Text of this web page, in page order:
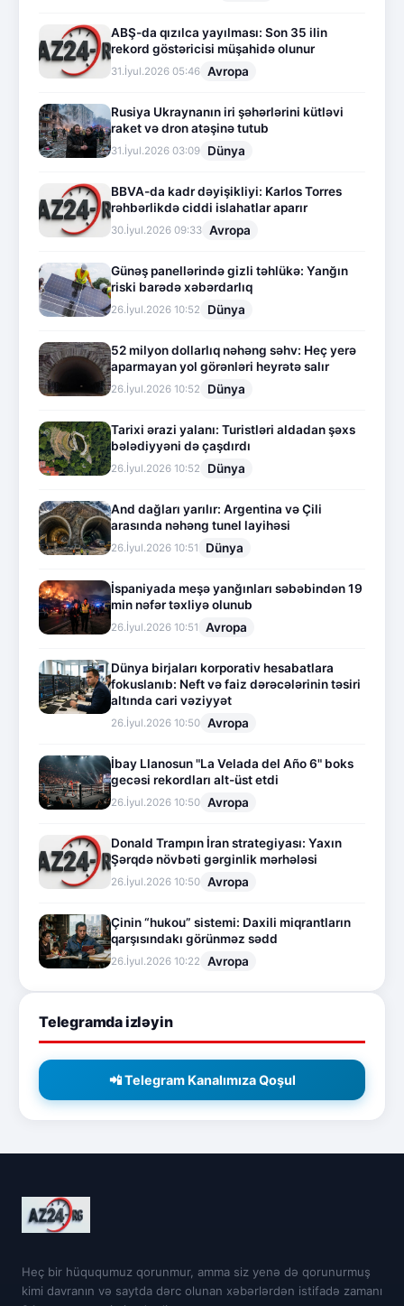
ABŞ-da qızılca yayılması: Son 35 ilin
rekord göstəricisi müşahidə olunur
31.İyul.2026 05:46 Avropa
Rusiya Ukraynanın iri şəhərlərini kütləvi
raket və dron atəşinə tutub
31.İyul.2026 03:09 Dünya
BBVA-da kadr dəyişikliyi: Karlos Torres
rəhbərlikdə ciddi islahatlar aparır
30.İyul.2026 09:33 Avropa
Günəş panellərində gizli təhlükə: Yanğın
riski barədə xəbərdarlıq
26.İyul.2026 10:52 Dünya
52 milyon dollarlıq nəhəng səhv: Heç yerə
aparmayan yol görənləri heyrətə salır
26.İyul.2026 10:52 Dünya
Tarixi ərazi yalanı: Turistləri aldadan şəxs
bələdiyyəni də çaşdırdı
26.İyul.2026 10:52 Dünya
And dağları yarılır: Argentina və Çili
arasında nəhəng tunel layihəsi
26.İyul.2026 10:51 Dünya
İspaniyada meşə yanğınları səbəbindən 19
min nəfər təxliyə olunub
26.İyul.2026 10:51 Avropa
Dünya birjaları korporativ hesabatlara
fokuslanıb: Neft və faiz dərəcələrinin təsiri
altında cari vəziyyət
26.İyul.2026 10:50 Avropa
İbay Llanosun "La Velada del Año 6" boks
gecəsi rekordları alt-üst etdi
26.İyul.2026 10:50 Avropa
Donald Trampın İran strategiyası: Yaxın
Şərqdə növbəti gərginlik mərhələsi
26.İyul.2026 10:50 Avropa
Çinin “hukou” sistemi: Daxili miqrantların
qarşısındakı görünməz sədd
26.İyul.2026 10:22 Avropa
Telegramda izləyin
📲 Telegram Kanalımıza Qoşul
Heç bir hüququmuz qorunmur, amma siz yenə də qorunurmuş
kimi davranın və saytda dərc olunan xəbərlərdən istifadə zamanı